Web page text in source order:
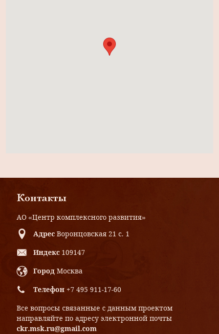
Контакты
АО «Центр комплексного развития»
Адрес Воронцовская 21 с. 1
Индекс 109147
Город Москва
Телефон +7 495 911-17-60
Все вопросы связанные с данным проектом
направляйте по адресу электронной почты
ckr.msk.ru@gmail.com